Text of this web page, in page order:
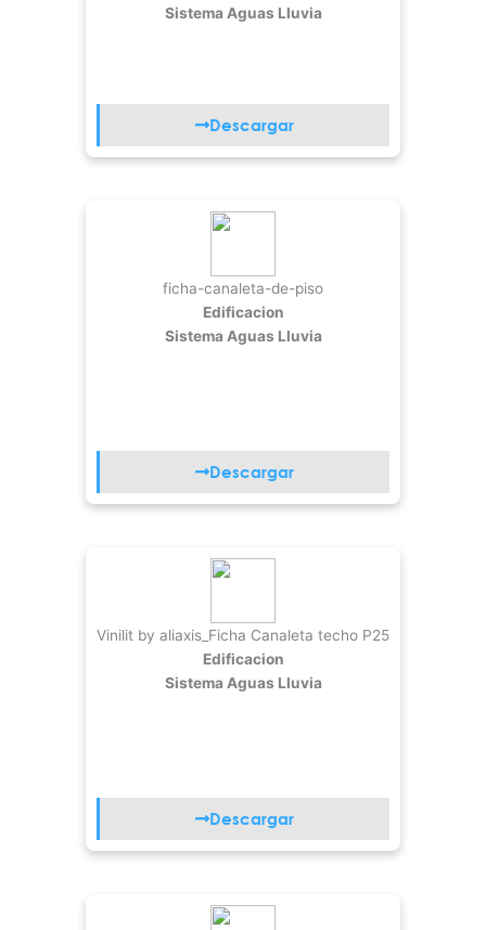
Sistema Aguas Lluvia
Descargar
ficha-canaleta-de-piso
Edificacion
Sistema Aguas Lluvia
Descargar
Vinilit by aliaxis_Ficha Canaleta techo P25
Edificacion
Sistema Aguas Lluvia
Descargar